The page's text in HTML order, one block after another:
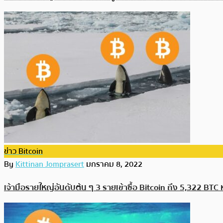
ข่าว Bitcoin
ByKittinan Jomprasertมกราคม 8, 2022
เจ้ามือรายใหญ่อันดับต้น ๆ 3 รายเข้าซื้อ Bitcoin ถึง 5,322